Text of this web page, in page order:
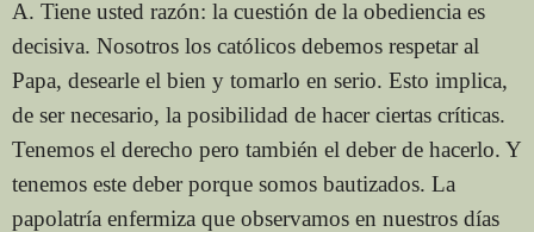
A. Tiene usted razón: la cuestión de la obediencia es
decisiva. Nosotros los católicos debemos respetar al
Papa, desearle el bien y tomarlo en serio. Esto implica,
de ser necesario, la posibilidad de hacer ciertas críticas.
Tenemos el derecho pero también el deber de hacerlo. Y
tenemos este deber porque somos bautizados. La
papolatría enfermiza que observamos en nuestros días